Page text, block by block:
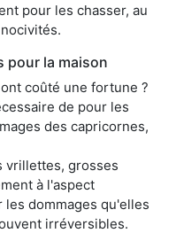
pour les chasser, au
pour la maison
coûté une fortune ?
de pour les
des capricornes,
vrillettes, grosses
à l'aspect
dommages qu'elles
irréversibles.